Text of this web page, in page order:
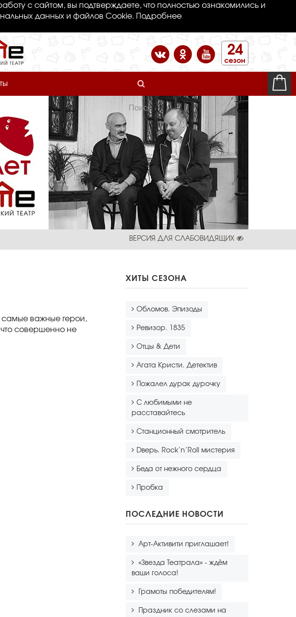
с сайтом, вы подтверждаете, что полностью ознакомились и
данных и файлов Cookie. Подробнее
24
сезон
ВЕРСИЯ ДЛЯ СЛАБОВИДЯЩИХ
самые важные герои,
совершенно не
ХИТЫ СЕЗОНА
Обломов. Эпизоды
Ревизор. 1835
Отцы & Дети
Агата Кристи. Детектив
Пожалел дурак дурочку
С любимыми не
расставайтесь
Станционный смотритель
Dверь. Rock’n’Roll мистерия
Беда от нежного сердца
Пробка
ПОСЛЕДНИЕ НОВОСТИ
Арт-Активити приглашает!
«Звезда Театрала» - ждём
ваши голоса!
Грамоты победителям!
Праздник со слезами на